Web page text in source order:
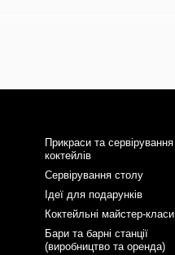
Прикраси та сервірування
коктейлів
Сервірування столу
Ідеї для подарунків
Коктейльні майстер-класи
Бари та барні станції
(виробництво та оренда)